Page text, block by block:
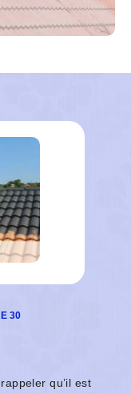
30
qu’il est